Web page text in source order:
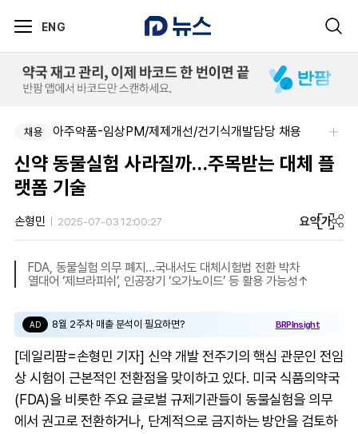
ENG
채용 아주약품-임상PM/제제개선/건기식개발담당 채용
신약 동물실험 사라질까…주목받는 대체 플
랫폼 기술
손형민 2025-07-03 12:00:27 요약가
FDA, 동물실험 의무 폐지…국내서도 대체시험법 전환 박차
열대어 ‘제브라피쉬’, 인공장기 ‘오가노이드’ 등 활용 가능성↑
AD 8월 2주차 매출 분석이 필요하면? BRPInsight
[데일리팜=손형민 기자] 신약 개발 전주기의 핵심 관문인 전임
상 시험이 근본적인 전환점을 맞이하고 있다. 미국 식품의약국
(FDA)을 비롯한 주요 글로벌 규제기관들이 동물실험을 의무
에서 권고로 전환하거나, 단계적으로 금지하는 방안을 검토하